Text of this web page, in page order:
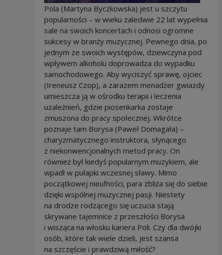
Pola (Martyna Byczkowska) jest u szczytu
popularności – w wieku zaledwie 22 lat wypełnia
sale na swoich koncertach i odnosi ogromne
sukcesy w branży muzycznej. Pewnego dnia, po
jednym ze swoich występów, dziewczyna pod
wpływem alkoholu doprowadza do wypadku
samochodowego. Aby wyciszyć sprawę, ojciec
(Ireneusz Czop), a zarazem menadżer gwiazdy
umieszcza ją w ośrodku terapii i leczenia
uzależnień, gdzie piosenkarka zostaje
zmuszona do pracy społecznej. Wkrótce
poznaje tam Borysa (Paweł Domagała) –
charyzmatycznego instruktora, słynącego
z niekonwencjonalnych metod pracy. On
również był kiedyś popularnym muzykiem, ale
wpadł w pułapki wczesnej sławy. Mimo
początkowej nieufności, para zbliża się do siebie
dzięki wspólnej muzycznej pasji. Niestety
na drodze rodzącego się uczucia stają
skrywane tajemnice z przeszłości Borysa
i wisząca na włosku kariera Poli. Czy dla dwójki
osób, które tak wiele dzieli, jest szansa
na szczęście i prawdziwą miłość?